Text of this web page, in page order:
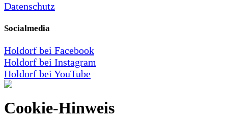
Datenschutz
Socialmedia
Holdorf bei Facebook
Holdorf bei Instagram
Holdorf bei YouTube
Cookie-Hinweis